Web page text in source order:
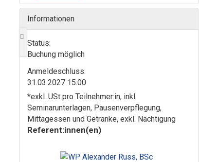
Informationen
Status:
Buchung möglich
Anmelde­schluss:
31.03.2027 15:00
*exkl. USt pro Teilnehmer:in, inkl.
Seminarunterlagen, Pausenverpflegung,
Mittagessen und Getränke, exkl. Nächtigung
Referent:innen(en)